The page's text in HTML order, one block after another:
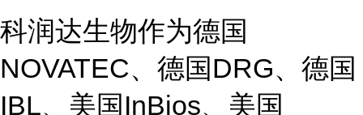
科润达生物作为德国
NOVATEC、德国DRG、德国
IBL、美国InBios、美国